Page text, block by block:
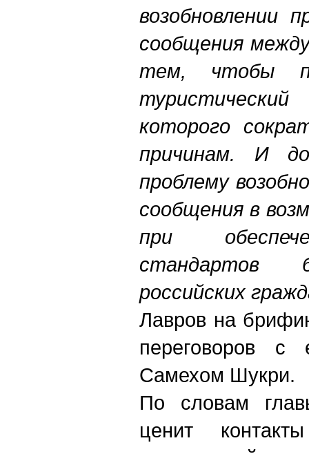
возобновлении
сообщения
тем, чтобы
которого
причинам. И
проблему
сообщения в
при
стандартов
российских
Лавров на
переговоров с
Самехом Шукри.
По словам
ценит